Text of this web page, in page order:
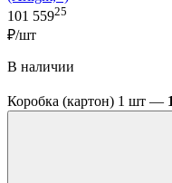
101 55925
₽/шт
В наличии
Коробка (картон) 1 шт —